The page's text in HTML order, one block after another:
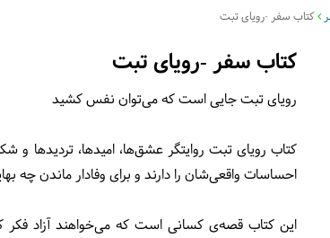
کتاب سفر -رویای تبت
کتاب سفر -رویای تبت
رویای تبت جایی است که می‌توان نفس کشید
کتاب رویای تبت روایتگر عشق‌ها، امیدها، تردیدها
احساسات واقعی‌شان را دارند و برای وفادار ماندن چه
این کتاب قصه‌ی کسانی است که می‌خواهند آزاد